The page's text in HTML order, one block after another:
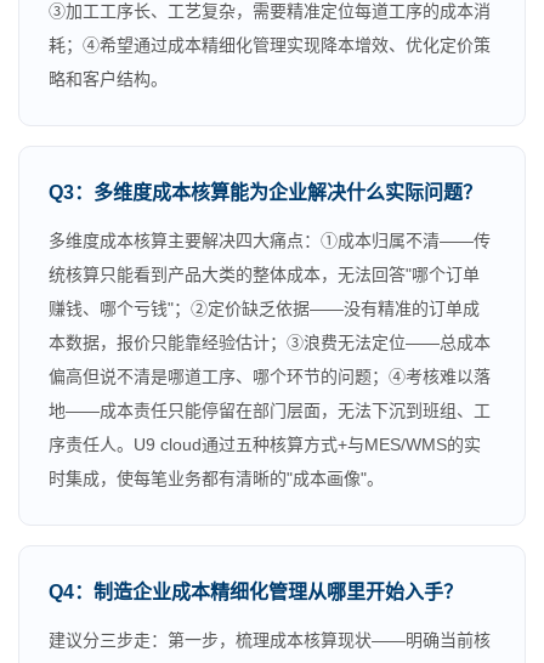
③加工工序长、工艺复杂，需要精准定位每道工序的成本消
耗；④希望通过成本精细化管理实现降本增效、优化定价策
略和客户结构。
Q3：多维度成本核算能为企业解决什么实际问题？
多维度成本核算主要解决四大痛点：①成本归属不清——传
统核算只能看到产品大类的整体成本，无法回答"哪个订单
赚钱、哪个亏钱"；②定价缺乏依据——没有精准的订单成
本数据，报价只能靠经验估计；③浪费无法定位——总成本
偏高但说不清是哪道工序、哪个环节的问题；④考核难以落
地——成本责任只能停留在部门层面，无法下沉到班组、工
序责任人。U9 cloud通过五种核算方式+与MES/WMS的实
时集成，使每笔业务都有清晰的"成本画像"。
Q4：制造企业成本精细化管理从哪里开始入手？
建议分三步走：第一步，梳理成本核算现状——明确当前核